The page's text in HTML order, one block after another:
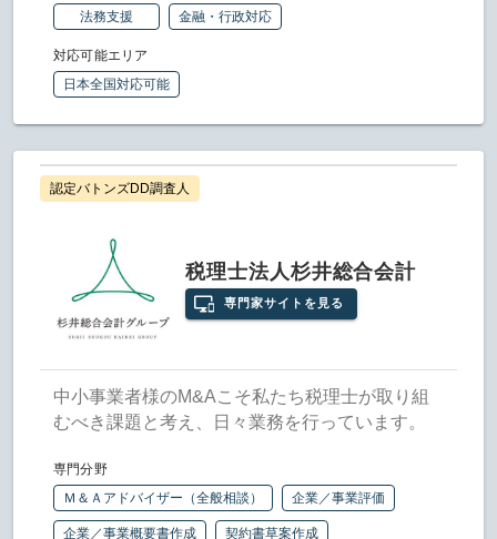
法務支援 金融・行政対応
対応可能エリア
日本全国対応可能
認定バトンズDD調査人
税理士法人杉井総合会計
専門家サイトを見る
中小事業者様のM&Aこそ私たち税理士が取り組
むべき課題と考え、日々業務を行っています。
専門分野
Ｍ＆Ａアドバイザー（全般相談）
企業／事業評価
企業／事業概要書作成 契約書草案作成